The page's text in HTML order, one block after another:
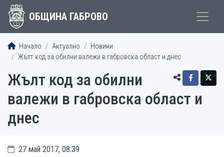
ОБЩИНА ГАБРОВО
Начало Актуално
Новини
Жълт код за обилни валежи в габровска област и днес
Жълт код за обилни
валежи в габровска област и
днес
27 май 2017, 08:39